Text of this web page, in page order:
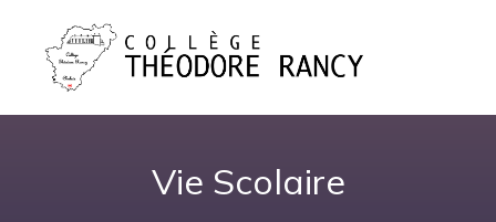
Vie Scolaire